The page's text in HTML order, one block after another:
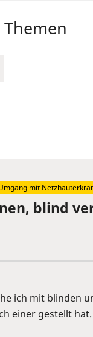
Themen
blind
ich mit blinden
einer gestellt hat.
mit